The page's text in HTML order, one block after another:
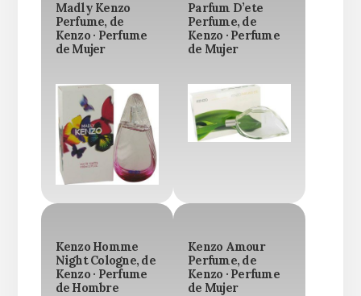
Madly Kenzo
Perfume, de
Kenzo · Perfume
de Mujer
Parfum D’ete
Perfume, de
Kenzo · Perfume
de Mujer
Kenzo Homme
Night Cologne, de
Kenzo · Perfume
de Hombre
Kenzo Amour
Perfume, de
Kenzo · Perfume
de Mujer